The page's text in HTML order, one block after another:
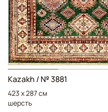
Kazakh / № 3881
423 x 287 см
шерсть